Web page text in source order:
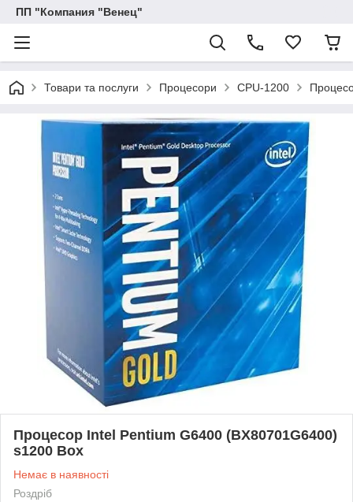
ПП "Компания "Венец"
Товари та послуги Процесори CPU-1200
Процесор Intel Pentium G6400 (BX80701G6400)
s1200 Box
Немає в наявності
Роздріб